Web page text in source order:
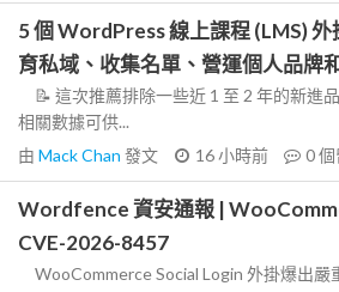
5 個 WordPress 線上課程 (LMS)
育私域、收集名單、營運個人品牌
📝 這次推薦排除一些近 1 至 2 年的新進
相關數據可供...
由 Mack Chan 發文 16 小時前 0個
Wordfence 資安通報 |
CVE-2026-8457
WooCommerce Social Login 外掛爆出嚴